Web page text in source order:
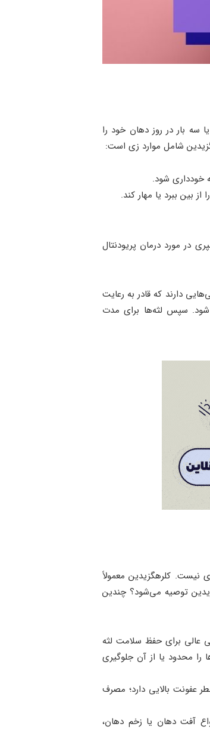
دستورالعمل‌های دندانپزشک، بیمار باید هر 8 تا 12 ساعت یکبار، دو یا سه بار در روز دهان خود را
در مورد درمان پریودنتال
دارند که قادر به رعایت
شود. سپس لثه‌ها برای مدت
نیست. کلرهگزیدین معمولاً
توصیه می‌شود؟ چندین
عالی برای حفظ سلامت لثه
را محدود یا از آن جلوگیری
عفونت بالایی دارد؛ مصرف
آفت دهان یا زخم دهان،